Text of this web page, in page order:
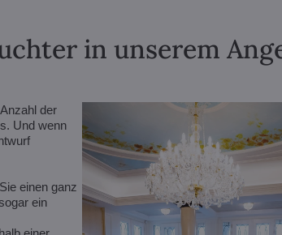
in unserem
der
Und wenn
einen ganz
ein